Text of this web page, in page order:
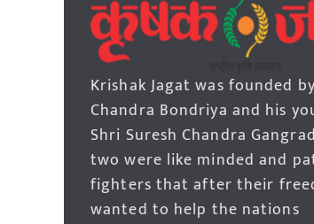
Krishak Jagat was founded
Chandra Bondriya and his
Shri Suresh Chandra
two were like minded and
fighters that after their
wanted to help the nations